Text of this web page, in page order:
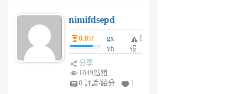
U
5
個
月
nimifdsepd
0.0分
gx
yh
jl
舉
報
分享
1049點閱
0 評論/給分
1